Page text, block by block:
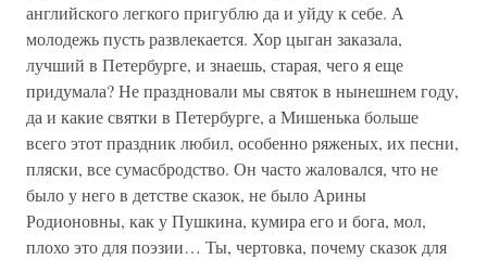
английского легкого пригублю да и уйду к себе. А
молодежь пусть развлекается. Хор цыган заказала,
лучший в Петербурге, и знаешь, старая, чего я еще
придумала? Не праздновали мы святок в нынешнем году,
да и какие святки в Петербурге, а Мишенька больше
всего этот праздник любил, особенно ряженых, их песни,
пляски, все сумасбродство. Он часто жаловался, что не
было у него в детстве сказок, не было Арины
Родионовны, как у Пушкина, кумира его и бога, мол,
плохо это для поэзии… Ты, чертовка, почему сказок для